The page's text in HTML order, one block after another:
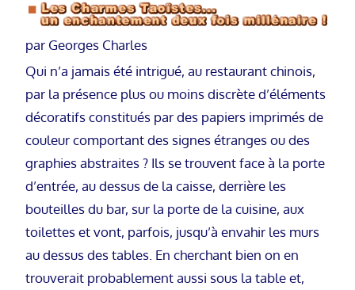
par Georges Charles
Qui n’a jamais été intrigué, au restaurant chinois,
par la présence plus ou moins discrète d’éléments
décoratifs constitués par des papiers imprimés de
couleur comportant des signes étranges ou des
graphies abstraites ? Ils se trouvent face à la porte
d’entrée, au dessus de la caisse, derrière les
bouteilles du bar, sur la porte de la cuisine, aux
toilettes et vont, parfois, jusqu’à envahir les murs
au dessus des tables. En cherchant bien on en
trouverait probablement aussi sous la table et,